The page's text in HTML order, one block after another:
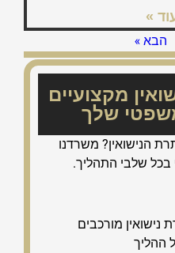
»
הבא »
מקצועיים
שלך
הנישואין? משרדנו
בכל שלבי התהליך.
נישואין מורכבים
ההליך